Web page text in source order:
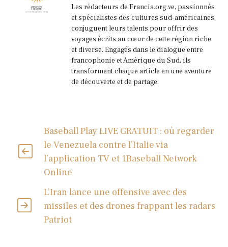
Les rédacteurs de Francia.org.ve, passionnés
et spécialistes des cultures sud-américaines,
conjuguent leurs talents pour offrir des
voyages écrits au cœur de cette région riche
et diverse. Engagés dans le dialogue entre
francophonie et Amérique du Sud, ils
transforment chaque article en une aventure
de découverte et de partage.
Baseball Play LIVE GRATUIT : où regarder
le Venezuela contre l’Italie via
l’application TV et 1Baseball Network
Online
L’Iran lance une offensive avec des
missiles et des drones frappant les radars
Patriot